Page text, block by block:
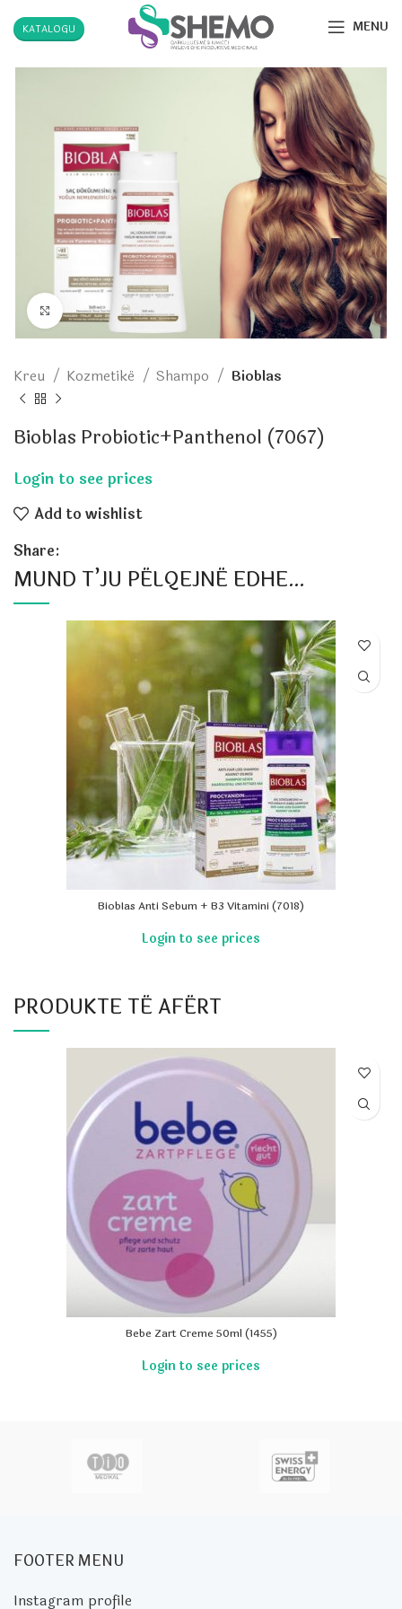
KATALOGU MENU
Click to enlarge
Kreu Kozmetikë Shampo Bioblas
Bioblas Probiotic+Panthenol (7067)
Add to wishlist
Share:
MUND T’JU PËLQEJNË EDHE…
BiobIas Anti Sebum + B3 Vitamini (7018)
PRODUKTE TË AFËRT
Bebe Zart Creme 50ml (1455)
FOOTER MENU
Instagram profile